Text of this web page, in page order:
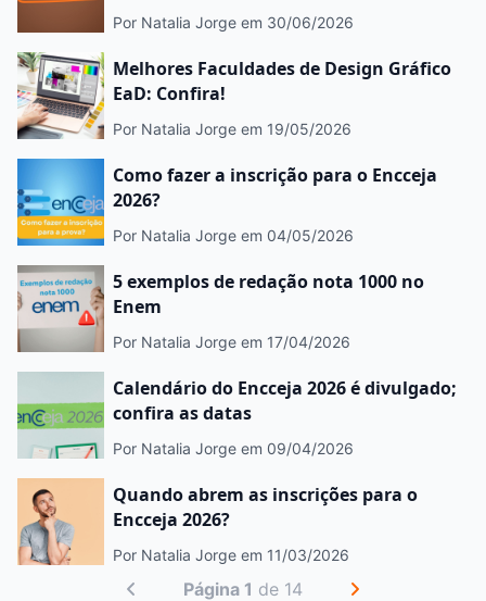
Por Natalia Jorge em 30/06/2026
Melhores Faculdades de Design Gráfico
EaD: Confira!
Por Natalia Jorge em 19/05/2026
Como fazer a inscrição para o Encceja
2026?
Por Natalia Jorge em 04/05/2026
5 exemplos de redação nota 1000 no
Enem
Por Natalia Jorge em 17/04/2026
Calendário do Encceja 2026 é divulgado;
confira as datas
Por Natalia Jorge em 09/04/2026
Quando abrem as inscrições para o
Encceja 2026?
Por Natalia Jorge em 11/03/2026
Página 1 de 14